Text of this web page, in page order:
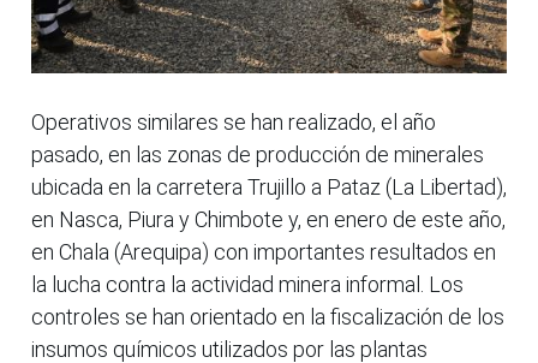
Operativos similares se han realizado, el año
pasado, en las zonas de producción de minerales
ubicada en la carretera Trujillo a Pataz (La Libertad),
en Nasca, Piura y Chimbote y, en enero de este año,
en Chala (Arequipa) con importantes resultados en
la lucha contra la actividad minera informal. Los
controles se han orientado en la fiscalización de los
insumos químicos utilizados por las plantas